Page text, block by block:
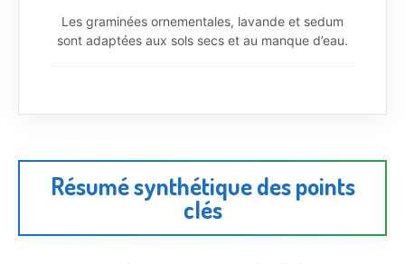
Les graminées ornementales, lavande et sedum
sont adaptées aux sols secs et au manque d’eau.
Résumé synthétique des points
clés